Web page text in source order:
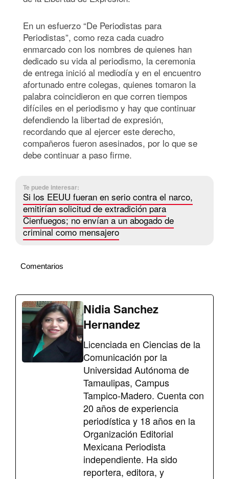
En un esfuerzo “De Periodistas para
Periodistas”, como reza cada cuadro
enmarcado con los nombres de quienes han
dedicado su vida al periodismo, la ceremonia
de entrega inició al mediodía y en el encuentro
afortunado entre colegas, quienes tomaron la
palabra coincidieron en que corren tiempos
difíciles en el periodismo y hay que continuar
defendiendo la libertad de expresión,
recordando que al ejercer este derecho,
compañeros fueron asesinados, por lo que se
debe continuar a paso firme.
Te puede interesar:
Si los EEUU fueran en serio contra el narco,
emitirían solicitud de extradición para
Cienfuegos; no envían a un abogado de
criminal como mensajero
Comentarios
Nidia Sanchez
Hernandez
Licenciada en Ciencias de la
Comunicación por la
Universidad Autónoma de
Tamaulipas, Campus
Tampico-Madero. Cuenta con
20 años de experiencia
periodística y 18 años en la
Organización Editorial
Mexicana Periodista
independiente. Ha sido
reportera, editora, y